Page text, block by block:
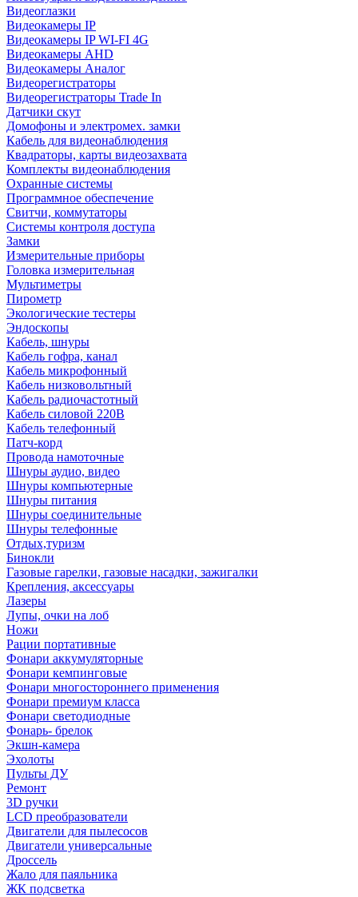
Видеоглазки
Видеокамеры IP
Видеокамеры IP WI-FI 4G
Видеокамеры AHD
Видеокамеры Аналог
Видеорегистраторы
Видеорегистраторы Trade In
Датчики скут
Домофоны и электромех. замки
Кабель для видеонаблюдения
Квадраторы, карты видеозахвата
Комплекты видеонаблюдения
Охранные системы
Программное обеспечение
Свитчи, коммутаторы
Системы контроля доступа
Замки
Измерительные приборы
Головка измерительная
Мультиметры
Пирометр
Экологические тестеры
Эндоскопы
Кабель, шнуры
Кабель гофра, канал
Кабель микрофонный
Кабель низковольтный
Кабель радиочастотный
Кабель силовой 220В
Кабель телефонный
Патч-корд
Провода намоточные
Шнуры аудио, видео
Шнуры компьютерные
Шнуры питания
Шнуры соединительные
Шнуры телефонные
Отдых,туризм
Бинокли
Газовые гарелки, газовые насадки, зажигалки
Крепления, аксессуары
Лазеры
Лупы, очки на лоб
Ножи
Рации портативные
Фонари аккумуляторные
Фонари кемпинговые
Фонари многостороннего применения
Фонари премиум класса
Фонари светодиодные
Фонарь- брелок
Экшн-камера
Эхолоты
Пульты ДУ
Ремонт
3D ручки
LCD преобразователи
Двигатели для пылесосов
Двигатели универсальные
Дроссель
Жало для паяльника
ЖК подсветка